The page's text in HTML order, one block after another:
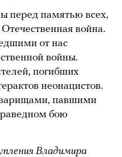
перед памятью всех,
война.
от нас
войны.
погибших
неонацистов.
павшими
бою
Владимира